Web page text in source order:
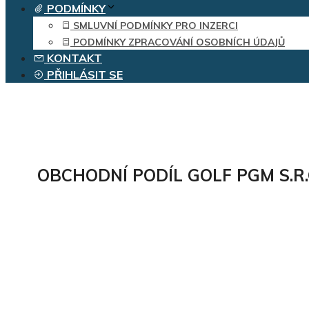
PODMÍNKY
SMLUVNÍ PODMÍNKY PRO INZERCI
PODMÍNKY ZPRACOVÁNÍ OSOBNÍCH ÚDAJŮ
KONTAKT
PŘIHLÁSIT SE
OBCHODNÍ PODÍL GOLF PGM